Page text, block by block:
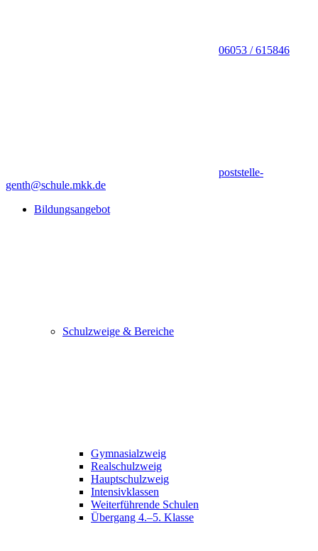
06053 / 615846
poststelle-
genth@schule.mkk.de
Bildungsangebot
Schulzweige & Bereiche
Gymnasialzweig
Realschulzweig
Hauptschulzweig
Intensivklassen
Weiterführende Schulen
Übergang 4.–5. Klasse